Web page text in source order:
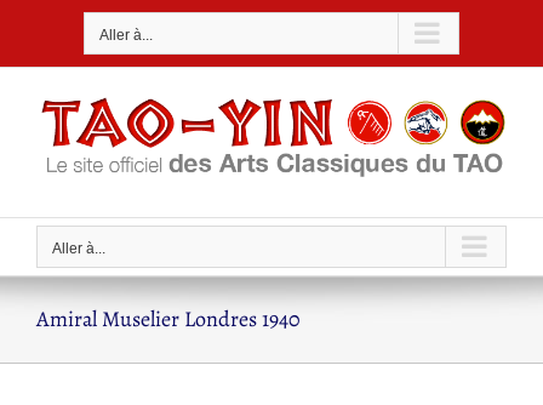
Aller à...
Aller à...
Amiral Muselier Londres 1940